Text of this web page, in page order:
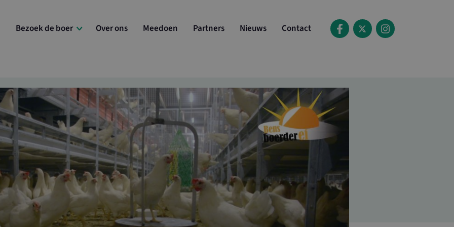
Bezoek de boer Over ons Meedoen Partners Nieuws Contact